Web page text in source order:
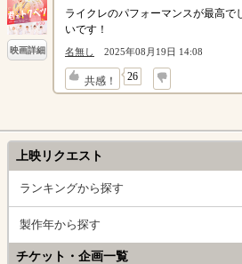
映画詳細
ライクレのパフォーマンスが最高で
いです！
名無し 2025年08月19日 14:08
共感！ 26
↓
上映リクエスト
ランキングから探す
製作年から探す
チケット・企画一覧